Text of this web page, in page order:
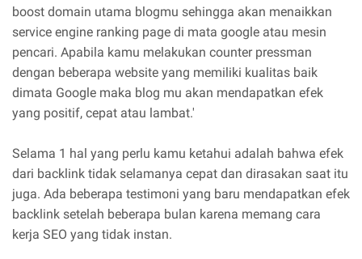
boost domain utama blogmu sehingga akan menaikkan
service engine ranking page di mata google atau mesin
pencari. Apabila kamu melakukan counter pressman
dengan beberapa website yang memiliki kualitas baik
dimata Google maka blog mu akan mendapatkan efek
yang positif, cepat atau lambat.'
Selama 1 hal yang perlu kamu ketahui adalah bahwa efek
dari backlink tidak selamanya cepat dan dirasakan saat itu
juga. Ada beberapa testimoni yang baru mendapatkan efek
backlink setelah beberapa bulan karena memang cara
kerja SEO yang tidak instan.